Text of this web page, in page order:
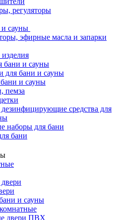
регуляторы
сауны
эфирные масла и запарки
бани и сауны
для бани и сауны
и сауны
пемза
средства для
наборы для бани
бани
и сауны
двери ПВХ